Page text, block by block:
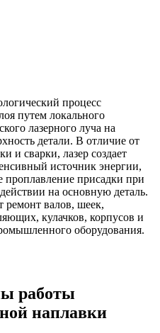
процесс
путем локального
лазерного луча на
детали. В отличие от
и сварки, лазер создает
источник энергии,
проплавление присадки при
на основную деталь.
валов, шеек,
кулачков, корпусов и
оборудования.
работы
наплавки